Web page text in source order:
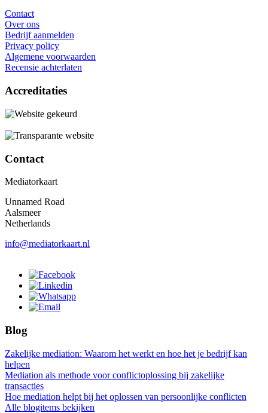
Contact
Over ons
Bedrijf aanmelden
Privacy policy
Algemene voorwaarden
Recensie achterlaten
Accreditaties
Contact
Mediatorkaart
Unnamed Road
Aalsmeer
Netherlands
info@mediatorkaart.nl
Blog
Zakelijke mediation: Waarom het werkt en hoe het je bedrijf kan
helpen
Mediation als methode voor conflictoplossing bij zakelijke
transacties
Hoe mediation helpt bij het oplossen van persoonlijke conflicten
Alle blogitems bekijken